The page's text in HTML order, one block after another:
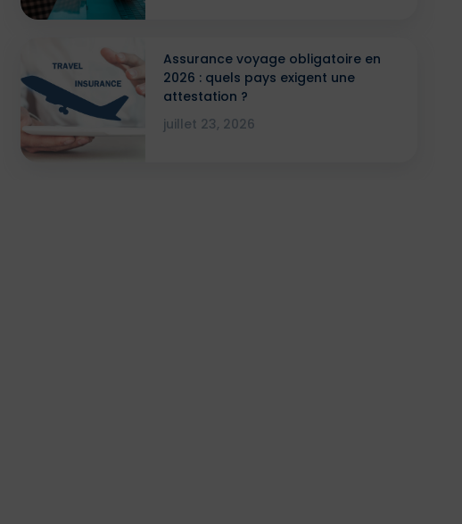
Assurance voyage obligatoire en
2026 : quels pays exigent une
attestation ?
juillet 23, 2026